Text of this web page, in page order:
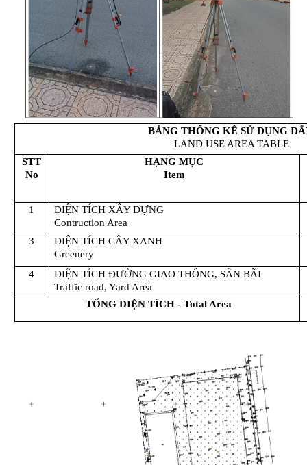
BẢNG THỐNG KÊ SỬ DỤNG
LAND USE AREA TABLE
STT
No
HẠNG MỤC
Item
1
DIỆN TÍCH XÂY DỰNG
Contruction Area
3
DIỆN TÍCH CÂY XANH
Greenery
4
DIỆN TÍCH ĐƯỜNG GIAO THÔNG, SÂN BÃI
Traffic road, Yard Area
TỔNG DIỆN TÍCH - Total Area